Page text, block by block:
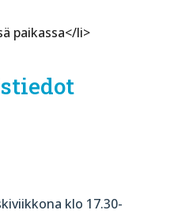
paikassa</li>
klo 17.30-